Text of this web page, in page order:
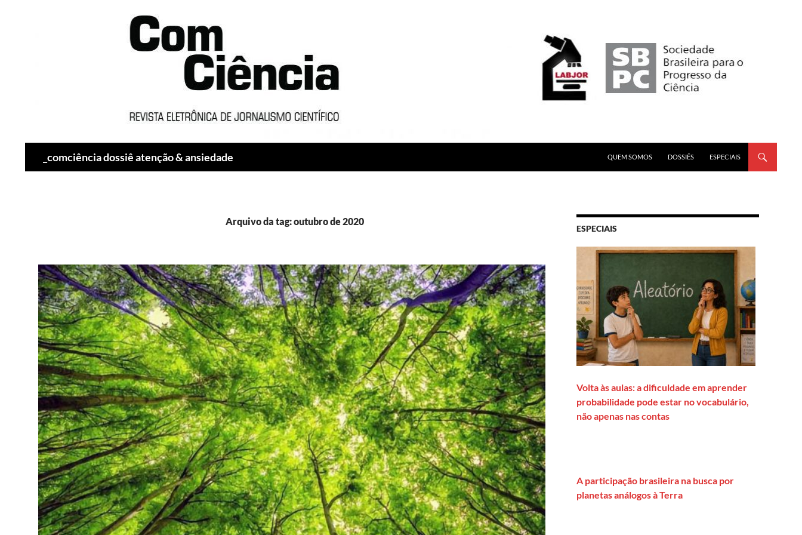
_comciência dossiê atenção & ansiedade
QUEM SOMOS
DOSSIÊS ESPECIAIS
Arquivo da tag: outubro de 2020
ESPECIAIS
Volta às aulas: a dificuldade em aprender
probabilidade pode estar no vocabulário,
não apenas nas contas
A participação brasileira na busca por
planetas análogos à Terra